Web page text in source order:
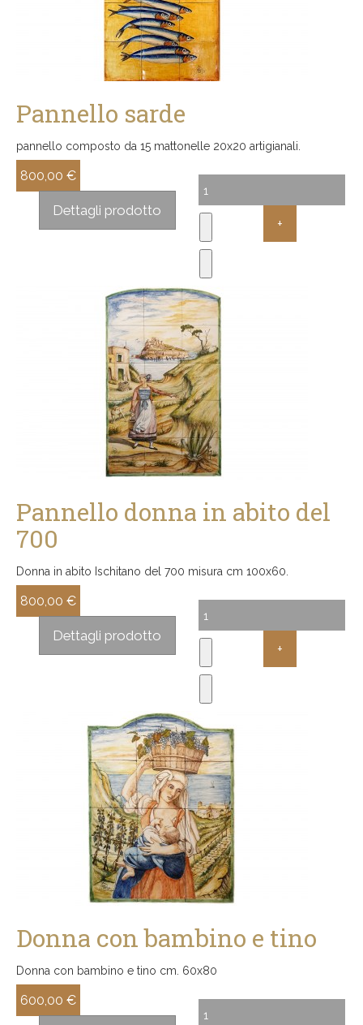
Pannello sarde
pannello composto da 15 mattonelle 20x20 artigianali.
800,00 €
Dettagli prodotto
Pannello donna in abito del
700
Donna in abito Ischitano del 700 misura cm 100x60.
800,00 €
Dettagli prodotto
Donna con bambino e tino
Donna con bambino e tino cm. 60x80
600,00 €